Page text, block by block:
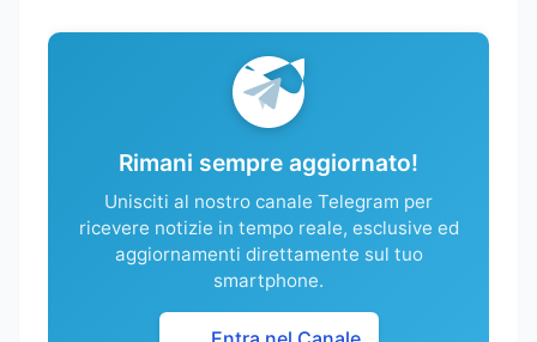
Rimani sempre aggiornato!
Unisciti al nostro canale Telegram per
ricevere notizie in tempo reale, esclusive ed
aggiornamenti direttamente sul tuo
smartphone.